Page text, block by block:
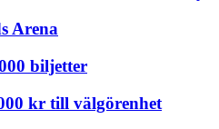
Arena
biljetter
kr till välgörenhet